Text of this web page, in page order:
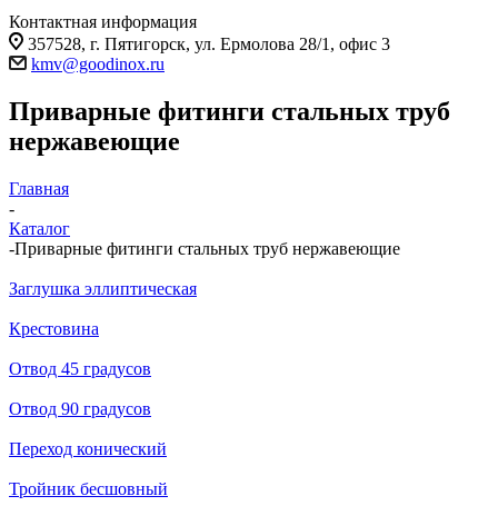
Контактная информация
357528, г. Пятигорск, ул. Ермолова 28/1, офис 3
kmv@goodinox.ru
Приварные фитинги стальных труб
нержавеющие
Главная
-
Каталог
-Приварные фитинги стальных труб нержавеющие
Заглушка эллиптическая
Крестовина
Отвод 45 градусов
Отвод 90 градусов
Переход конический
Тройник бесшовный